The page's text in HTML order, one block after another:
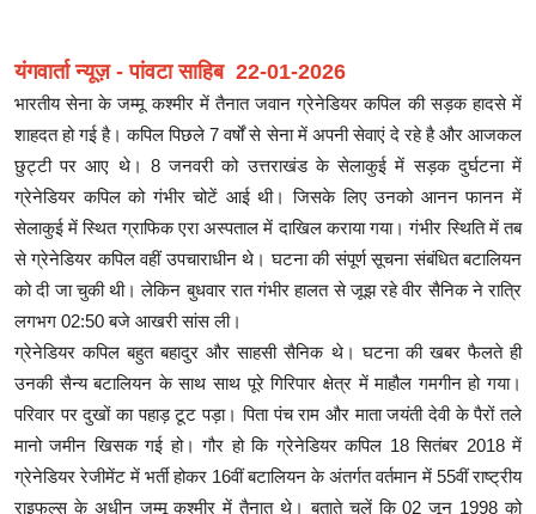
यंगवार्ता न्यूज़ - पांवटा साहिब 22-01-2026
भारतीय सेना के जम्मू कश्मीर में तैनात जवान ग्रेनेडियर कपिल की सड़क हादसे में
शाहदत हो गई है। कपिल पिछले 7 वर्षों से सेना में अपनी सेवाएं दे रहे है और आजकल
छुट्टी पर आए थे। 8 जनवरी को उत्तराखंड के सेलाकुई में सड़क दुर्घटना में
ग्रेनेडियर कपिल को गंभीर चोटें आई थी। जिसके लिए उनको आनन फानन में
सेलाकुई में स्थित ग्राफिक एरा अस्पताल में दाखिल कराया गया। गंभीर स्थिति में तब
से ग्रेनेडियर कपिल वहीं उपचाराधीन थे। घटना की संपूर्ण सूचना संबंधित बटालियन
को दी जा चुकी थी। लेकिन बुधवार रात गंभीर हालत से जूझ रहे वीर सैनिक ने रात्रि
लगभग 02:50 बजे आखरी सांस ली।
ग्रेनेडियर कपिल बहुत बहादुर और साहसी सैनिक थे। घटना की खबर फैलते ही
उनकी सैन्य बटालियन के साथ साथ पूरे गिरिपार क्षेत्र में माहौल गमगीन हो गया।
परिवार पर दुखों का पहाड़ टूट पड़ा। पिता पंच राम और माता जयंती देवी के पैरों तले
मानो जमीन खिसक गई हो। गौर हो कि ग्रेनेडियर कपिल 18 सितंबर 2018 में
ग्रेनेडियर रेजीमेंट में भर्ती होकर 16वीं बटालियन के अंतर्गत वर्तमान में 55वीं राष्ट्रीय
राइफल्स के अधीन जम्मू कश्मीर में तैनात थे। बताते चलें कि 02 जून 1998 को